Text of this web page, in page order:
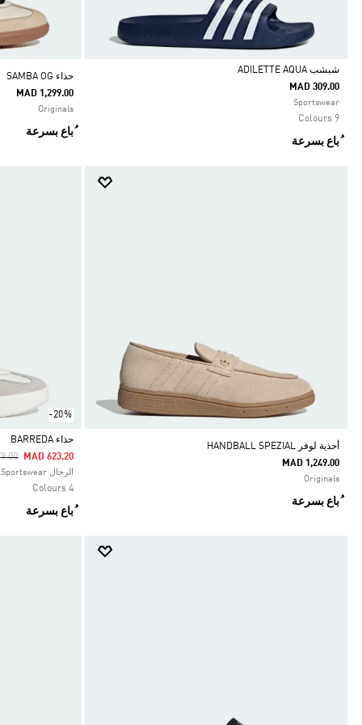
Selected
شبشب ADILETTE AQUA
MAD 309.00
Sportswear
9 Colours
ُباع بسرعة
حذاء SAMBA OG
MAD 1,299.00
Originals
ُباع بسرعة
أحذية لوفر HANDBALL SPEZIAL
MAD 1,249.00
Originals
ُباع بسرعة
-20%
Selected
حذاء BARREDA
From
ToMAD 623.20
الرجال Sportswear
4 Colours
ُباع بسرعة